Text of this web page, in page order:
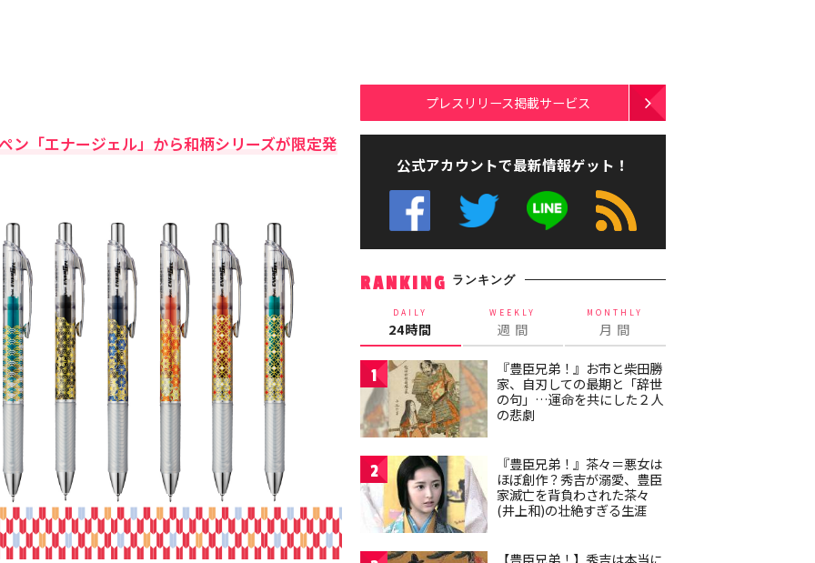
ン「エナージェル」から和柄シリーズが限定発
プレスリリース掲載サービス
公式アカウントで最新情報ゲット！
RANKING ランキング
DAILY
24時間
WEEKLY
週 間
MONTHLY
月 間
1
『豊臣兄弟！』お市と柴田勝
家、自刃しての最期と「辞世
の句」…運命を共にした２人
の悲劇
2
『豊臣兄弟！』茶々＝悪女は
ほぼ創作？秀吉が溺愛、豊臣
家滅亡を背負わされた茶々
(井上和)の壮絶すぎる生涯
【豊臣兄弟！】秀吉は本当に